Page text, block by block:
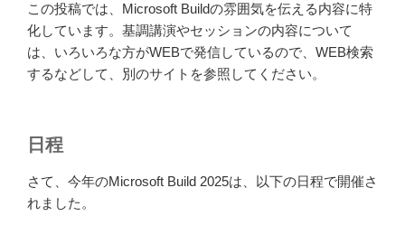
この投稿では、Microsoft Buildの雰囲気を伝える内容に特
化しています。基調講演やセッションの内容について
は、いろいろな方がWEBで発信しているので、WEB検索
するなどして、別のサイトを参照してください。
日程
さて、今年のMicrosoft Build 2025は、以下の日程で開催さ
れました。